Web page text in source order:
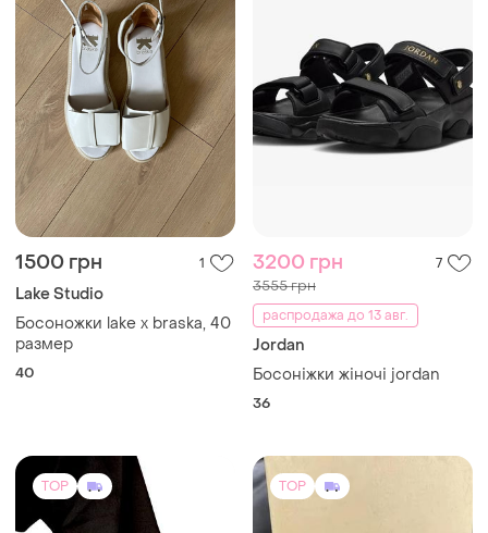
1500 грн 1
Lake Studio
Босоножки lake x braska, 40
размер
40
3200 грн 7
3555 грн
36
TOP TOP